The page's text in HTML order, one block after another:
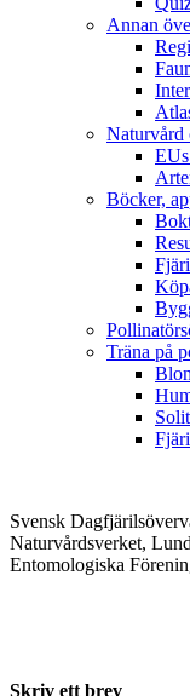
Annan
Naturvård
Böcker,
Träna på
Svensk
Naturvårdsverket,
Entomologiska
Skriv ett brev